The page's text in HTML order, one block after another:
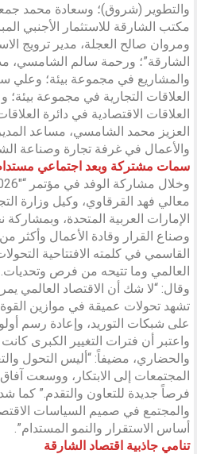
والتطوير (شروق)؛ وسعادة محمد
مكتب الشارقة للاستثمار الأجنبي
ومروان صالح العجلة، مدير ترويج
الشارقة”؛ ورحمة سالم الشامسي،
والمشاريع في مجموعة بيئة؛ وعلي
العلاقات التجارية في مجموعة
العلاقات الاقتصادية في دائرة
العزيز محمد الشامسي، مساعد
والأعمال في غرفة تجارة وصناعة
سمات مشتركة وبعد اجتماعي
معالي فهد القرقاوي، وكيل وزارة
القاسمي في كلمته الافتتاحية
العالمي وما تتيحه من فرص وتحديات.
وقال: “لا شك أن الاقتصاد العالمي
تشهد تحولات عميقة في موازين القوة
على شبكات التوريد، وإعادة رسم
واعتبر أن فترات التغيير الكبرى
والحضاري، مضيفاً: “أليس التحول
المجتمعات إلى الابتكار، ووسعت
فرصاً جديدة للتعاون والتقدم.” كما
والمجتمع في صميم السياسات
أساس الاستقرار والنمو المستدام”.
تنامي جاذبية اقتصاد الشارقة